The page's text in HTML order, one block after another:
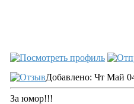
Добавлено: Чт Май
За юмор!!!